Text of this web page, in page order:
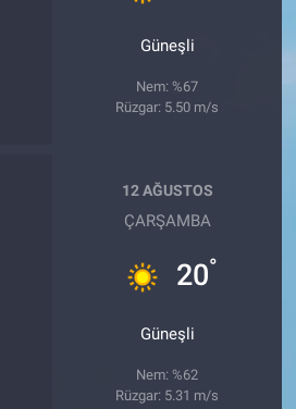
Güneşli
Nem: %67
Rüzgar: 5.50 m/s
12 AĞUSTOS
ÇARŞAMBA
20°
Güneşli
Nem: %62
Rüzgar: 5.31 m/s